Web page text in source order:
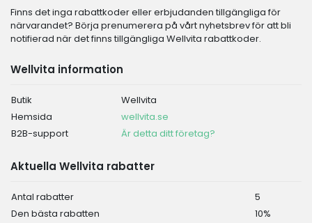
Finns det inga rabattkoder eller erbjudanden tillgängliga för
närvarandet? Börja prenumerera på vårt nyhetsbrev för att bli
notifierad när det finns tillgängliga Wellvita rabattkoder.
Wellvita information
Butik
Wellvita
Hemsida
wellvita.se
B2B-support
Är detta ditt företag?
Aktuella Wellvita rabatter
Antal rabatter
5
Den bästa rabatten
10%